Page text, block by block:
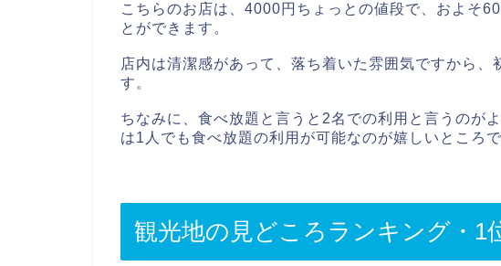
こちらのお店は、4000円ちょっとの値段で、およそ
とができます。
店内は清潔感があって、落ち着いた雰囲気ですから
す。
ちなみに、食べ放題と言うと2名での利用と言うのが
は1人でも食べ放題の利用が可能なのが嬉しいところで
観光地の見どころランキング・1